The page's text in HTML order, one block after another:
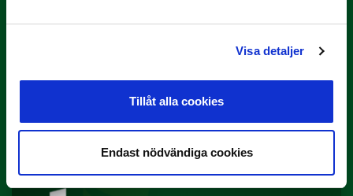
Visa detaljer
Tillåt alla cookies
Endast nödvändiga cookies